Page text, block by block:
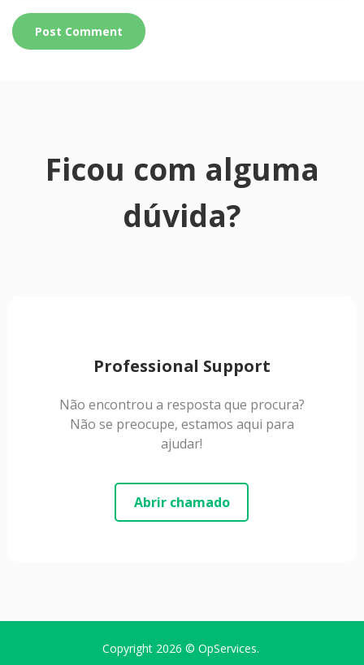
Ficou com alguma
dúvida?
Professional Support
Não encontrou a resposta que procura?
Não se preocupe, estamos aqui para
ajudar!
Abrir chamado
Copyright 2026 © OpServices.